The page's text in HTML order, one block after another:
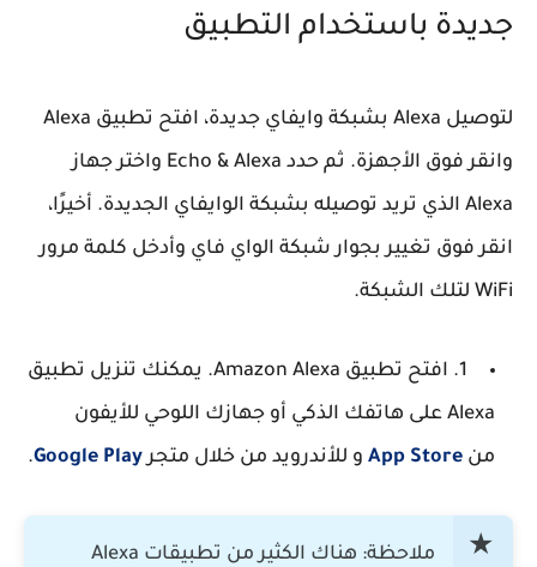
جديدة باستخدام التطبيق
لتوصيل Alexa بشبكة وايفاي جديدة، افتح تطبيق Alexa
وانقر فوق الأجهزة. ثم حدد Echo & Alexa واختر جهاز
Alexa الذي تريد توصيله بشبكة الوايفاي الجديدة. أخيرًا،
انقر فوق تغيير بجوار شبكة الواي فاي وأدخل كلمة مرور
WiFi لتلك الشبكة.
1. افتح تطبيق Amazon Alexa. يمكنك تنزيل تطبيق
Alexa على هاتفك الذكي أو جهازك اللوحي للأيفون
من App Store و للأندرويد من خلال متجرGoogle Play
.
ملاحظة: هناك الكثير من تطبيقات Alexa